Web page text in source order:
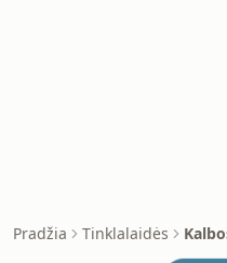
Pradžia Tinklalaidės